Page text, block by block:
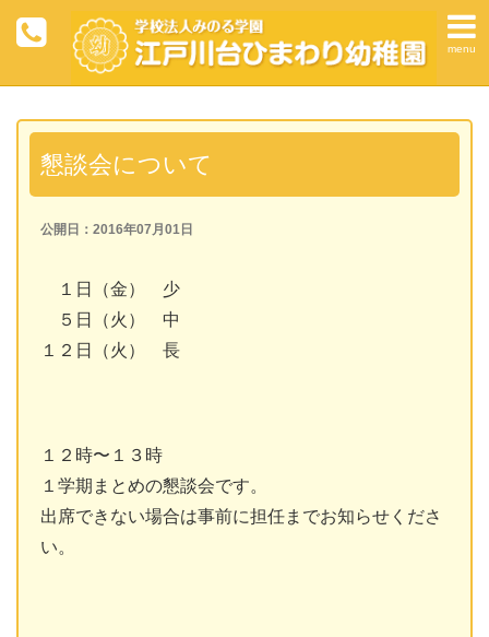
menu
懇談会について
公開日：2016年07月01日
１日（金） 少
５日（火） 中
１２日（火） 長
１２時〜１３時
１学期まとめの懇談会です。
出席できない場合は事前に担任までお知らせくださ
い。